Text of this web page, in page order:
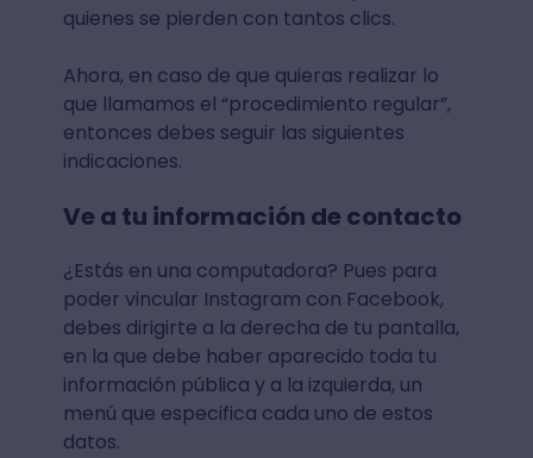
quienes se pierden con tantos clics.
Ahora, en caso de que quieras realizar lo
que llamamos el “procedimiento regular”,
entonces debes seguir las siguientes
indicaciones.
Ve a tu información de contacto
¿Estás en una computadora? Pues para
poder vincular Instagram con Facebook,
debes dirigirte a la derecha de tu pantalla,
en la que debe haber aparecido toda tu
información pública y a la izquierda, un
menú que especifica cada uno de estos
datos.